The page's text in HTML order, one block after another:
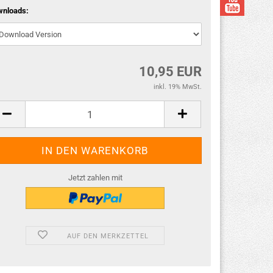
10,95 EUR
inkl. 19% MwSt.
Jetzt zahlen mit
AUF DEN MERKZETTEL